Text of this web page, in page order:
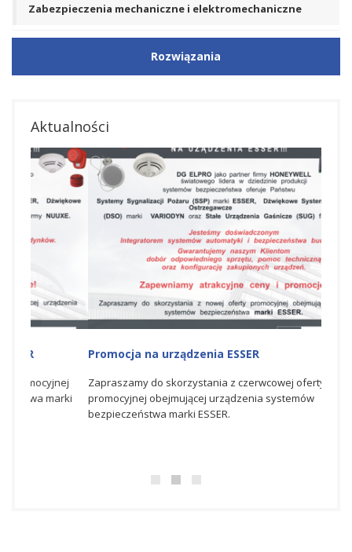
Zabezpieczenia mechaniczne i elektromechaniczne
Rozwiązania
Aktualności
Promocja na urządzenia ESSER
Zapraszamy do skorzystania z czerwcowej oferty
promocyjnej obejmującej urządzenia systemów
bezpieczeństwa marki ESSER.